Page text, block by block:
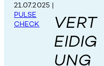
21.07.2025|
PULSE
CHECK
VERT
EIDIG
UNG